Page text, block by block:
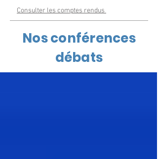
Consulter les comptes rendus
Nos conférences
débats